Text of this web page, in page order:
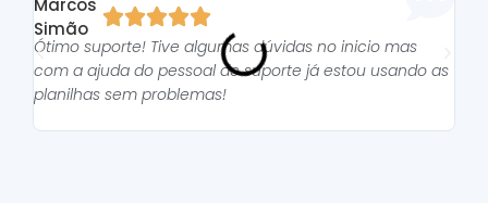

Ótimo suporte! Tive algumas dúvidas no inicio mas
com a ajuda do pessoal do suporte já estou usando as
planilhas sem problemas!